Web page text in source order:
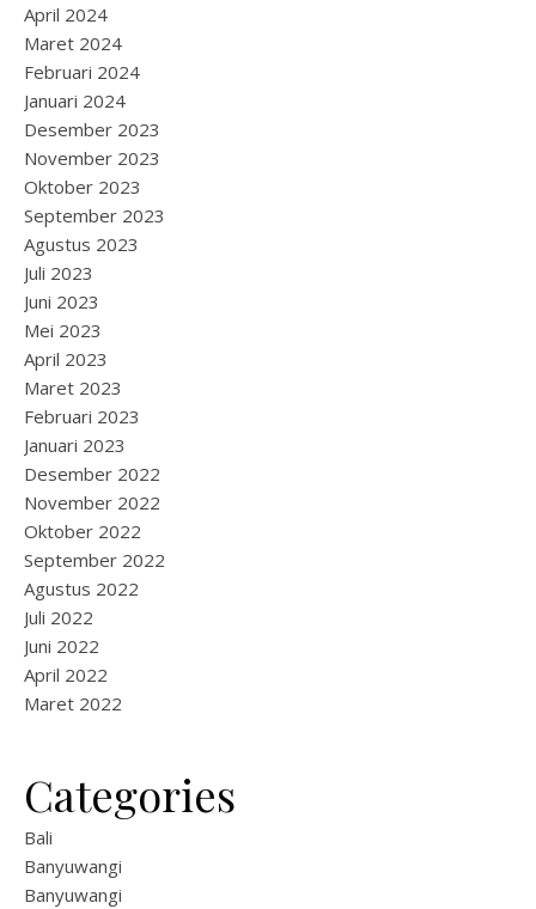
April 2024
Maret 2024
Februari 2024
Januari 2024
Desember 2023
November 2023
Oktober 2023
September 2023
Agustus 2023
Juli 2023
Juni 2023
Mei 2023
April 2023
Maret 2023
Februari 2023
Januari 2023
Desember 2022
November 2022
Oktober 2022
September 2022
Agustus 2022
Juli 2022
Juni 2022
April 2022
Maret 2022
Categories
Bali
Banyuwangi
Banyuwangi